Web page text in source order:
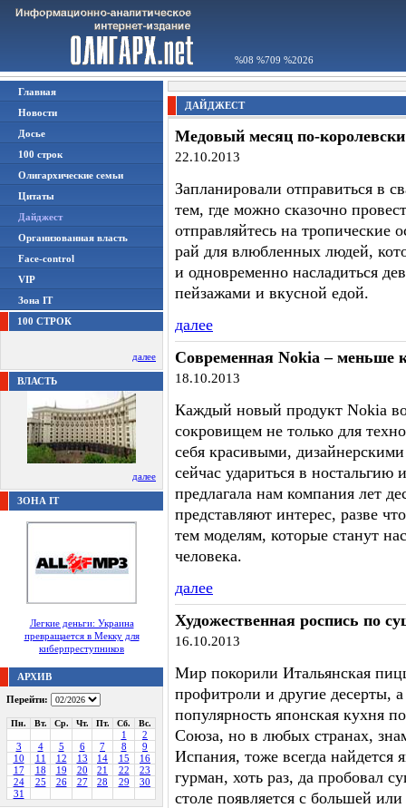
%08 %709 %2026
Главная
Новости
Досье
100 строк
Олигархические семьи
Цитаты
Дайджест
Организованная власть
Face-control
VIP
Зона IT
100 СТРОК
далее
ВЛАСТЬ
далее
ЗОНА IT
Легкие деньги: Украина
превращается в Мекку для
киберпреступников
АРХИВ
Перейти:
Пн. Вт. Ср. Чт. Пт. Сб. Вс.
1
2
3
4 5 6 7 8
9
10
11 12 13 14 15
16
17
18 19 20 21 22
23
24
25 26 27 28 29
30
31
ДАЙДЖЕСТ
Медовый месяц по-королевски
22.10.2013
Запланировали отправиться в
тем, где можно сказочно
отправляйтесь на тропические
рай для влюбленных людей,
и одновременно насладиться
пейзажами и вкусной едой.
далее
Современная Nokia – меньше
18.10.2013
Каждый новый продукт Nokia
сокровищем не только для
себя красивыми,
сейчас удариться в
предлагала нам компания лет
представляют интерес, разве
тем моделям, которые станут
человека.
далее
Художественная роспись по
16.10.2013
Мир покорили Итальянская
профитроли и другие десерты,
популярность японская кухня
Союза, но в любых странах,
Испания, тоже всегда найдется
гурман, хоть раз, да пробовал
столе появляется с большей